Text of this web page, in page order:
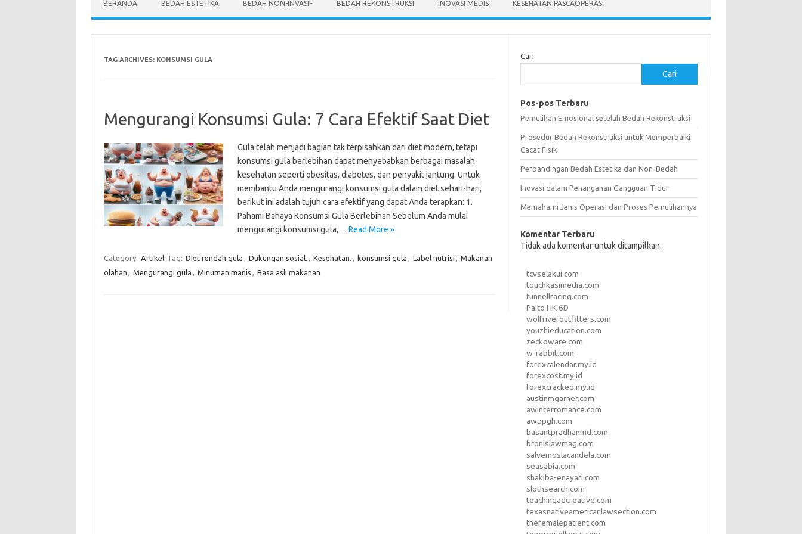
BERANDA BEDAH ESTETIKA BEDAH NON-INVASIF BEDAH REKONSTRUKSI INOVASI MEDIS KESEHATAN PASCAOPERASI
TAG ARCHIVES: KONSUMSI GULA
Mengurangi Konsumsi Gula: 7 Cara Efektif Saat Diet
Gula telah menjadi bagian tak terpisahkan dari diet modern, tetapi
konsumsi gula berlebihan dapat menyebabkan berbagai masalah
kesehatan seperti obesitas, diabetes, dan penyakit jantung. Untuk
membantu Anda mengurangi konsumsi gula dalam diet sehari-hari,
berikut ini adalah tujuh cara efektif yang dapat Anda terapkan: 1.
Pahami Bahaya Konsumsi Gula Berlebihan Sebelum Anda mulai
mengurangi konsumsi gula,… Read More »
Category: Artikel Tag: Diet rendah gula , Dukungan sosial. , Kesehatan. , konsumsi gula , Label nutrisi , Makanan
olahan , Mengurangi gula , Minuman manis , Rasa asli makanan
Cari
Cari
Pos-pos Terbaru
Pemulihan Emosional setelah Bedah Rekonstruksi
Prosedur Bedah Rekonstruksi untuk Memperbaiki
Cacat Fisik
Perbandingan Bedah Estetika dan Non-Bedah
Inovasi dalam Penanganan Gangguan Tidur
Memahami Jenis Operasi dan Proses Pemulihannya
Komentar Terbaru
Tidak ada komentar untuk ditampilkan.
tcvselakui.com
touchkasimedia.com
tunnellracing.com
Paito HK 6D
wolfriveroutfitters.com
youzhieducation.com
zeckoware.com
w-rabbit.com
forexcalendar.my.id
forexcost.my.id
forexcracked.my.id
austinmgarner.com
awinterromance.com
awppgh.com
basantpradhanmd.com
bronislawmag.com
salvemoslacandela.com
seasabia.com
shakiba-enayati.com
slothsearch.com
teachingadcreative.com
texasnativeamericanlawsection.com
thefemalepatient.com